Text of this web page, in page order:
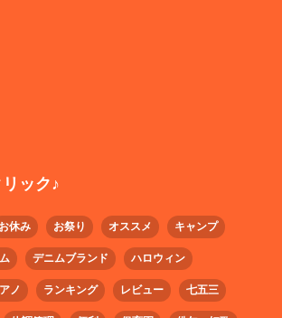
ック♪
お休み お祭り オススメ キャンプ
デニムブランド ハロウィン
ノ ランキング レビュー 七五三